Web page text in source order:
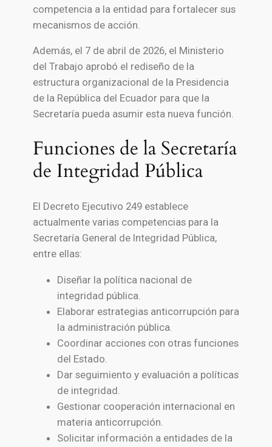
competencia a la entidad para fortalecer sus
mecanismos de acción.
Además, el 7 de abril de 2026, el Ministerio
del Trabajo aprobó el rediseño de la
estructura organizacional de la Presidencia
de la República del Ecuadorpara que la
Secretaría pueda asumir esta nueva función.
Funciones de la Secretaría
de Integridad Pública
El Decreto Ejecutivo 249 establece
actualmente varias competencias para la
Secretaría General de Integridad Pública,
entre ellas:
Diseñar la política nacional de
integridad pública.
Elaborar estrategias anticorrupción para
la administración pública.
Coordinar acciones con otras funciones
del Estado.
Dar seguimiento y evaluación a políticas
de integridad.
Gestionar cooperación internacional en
materia anticorrupción.
Solicitar información a entidades de la